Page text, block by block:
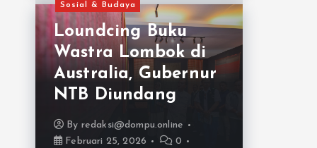
Sosial & Budaya
Loundcing Buku
Wastra Lombok di
Australia, Gubernur
NTB Diundang
By redaksi@dompu.online
Februari 25, 2026
0